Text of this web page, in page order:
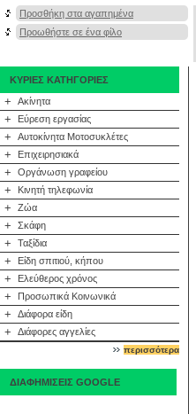
Προσθήκη στα αγαπημένα
Προωθήστε σε ένα φίλο
ΚΥΡΙΕΣ ΚΑΤΗΓΟΡΙΕΣ
+ Ακίνητα
+ Εύρεση εργασίας
+ Αυτοκίνητα Μοτοσυκλέτες
+ Επιχειρησιακά
+ Οργάνωση γραφείου
+ Κινητή τηλεφωνία
+ Ζώα
+ Σκάφη
+ Ταξίδια
+ Είδη σπιτιού, κήπου
+ Ελεύθερος χρόνος
+ Προσωπικά Κοινωνικά
+ Διάφορα είδη
+ Διάφορες αγγελίες
περισσότερα
ΔΙΑΦΗΜΙΣΕΙΣ GOOGLE